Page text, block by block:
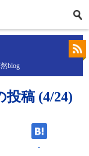
blog
投稿 (4/24)
-